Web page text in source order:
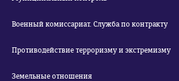
Военный комиссариат. Служба по контракту
Противодействие терроризму и экстремизму
Земельные отношения